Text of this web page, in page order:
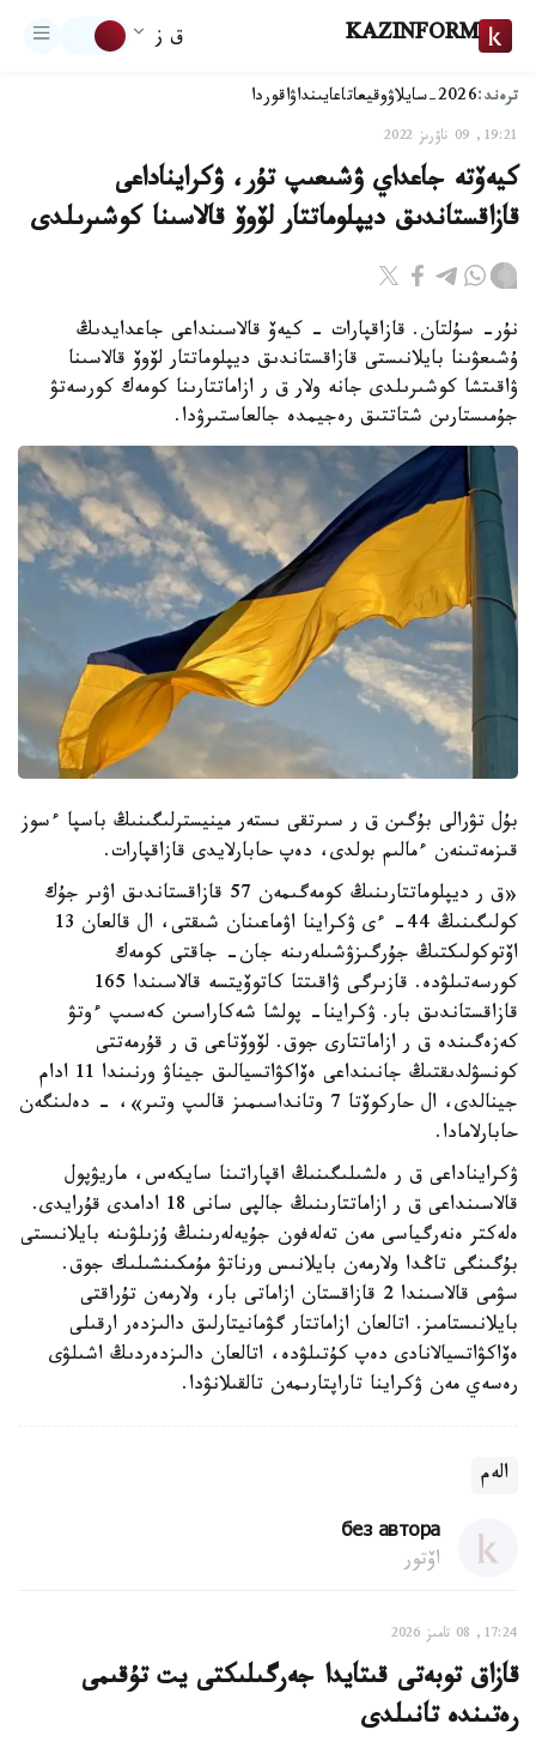
KAZINFORM ق ز
ترەند:2026-سايلاۋ وقيعاتاعايىنداۋاقوردا
19:21, 09 ناۋرىز 2022
كيەۆتە جاعداي ۋشىعىپ تۇر، ۋكرايناداعى
قازاقستاندىق ديپلوماتتار لۆوۆ قالاسىنا كوشىرىلدى
نۇر- سۇلتان. قازاقپارات - كيەۆ قالاسىنداعى جاعدايدىڭ
ۇشىعۋىنا بايلانىستى قازاقستاندىق ديپلوماتتار لۆوۆ قالاسىنا
ۋاقىتشا كوشىرىلدى جانە ولار ق ر ازاماتتارىنا كومەك كورسەتۋ
جۇمىستارىن شتاتتىق رەجيمدە جالعاستىرۋدا.
بۇل تۋرالى بۇگىن ق ر سىرتقى ىستەر مينيسترلىگىنىڭ باسپا ءسوز
قىزمەتىنەن ءمالىم بولدى، دەپ حابارلايدى قازاقپارات.
«ق ر ديپلوماتتارىنىڭ كومەگىمەن 57 قازاقستاندىق اۋىر جۇك
كولىگىنىڭ 44- ءى ۋكراينا اۋماعىنان شىقتى، ال قالعان 13
اۆتوكولىكتىڭ جۇرگىزۋشىلەرىنە جان- جاقتى كومەك
كورسەتىلۋدە. قازىرگى ۋاقىتتا كاتوۆيتسە قالاسىندا 165
قازاقستاندىق بار. ۋكراينا- پولشا شەكاراسىن كەسىپ ءوتۋ
كەزەگىندە ق ر ازاماتتارى جوق. لۆوۆتاعى ق ر قۇرمەتتى
كونسۋلدىقتىڭ جانىنداعى ەۆاكۋاتسيالىق جيناۋ ورنىندا 11 ادام
جينالدى، ال حاركوۆتا 7 وتانداسىمىز قالىپ وتىر»، - دەلىنگەن
حابارلامادا.
ۋكرايناداعى ق ر ەلشىلىگىنىڭ اقپاراتىنا سايكەس، ماريۋپول
قالاسىنداعى ق ر ازاماتتارىنىڭ جالپى سانى 18 ادامدى قۇرايدى.
ەلەكتر ەنەرگياسى مەن تەلەفون جۇيەلەرىنىڭ ۇزىلۋىنە بايلانىستى
بۇگىنگى تاڭدا ولارمەن بايلانىس ورناتۋ مۇمكىنشىلىك جوق.
سۋمى قالاسىندا 2 قازاقستان ازاماتى بار، ولارمەن تۇراقتى
بايلانىستامىز. اتالعان ازاماتتار گۋمانيتارلىق دالىزدەر ارقىلى
ەۆاكۋاتسيالانادى دەپ كۇتىلۋدە، اتالعان دالىزدەردىڭ اشىلۋى
رەسەي مەن ۋكراينا تاراپتارىمەن تالقىلانۋدا.
الەم
без автора
اۆتور
17:24, 08 تامىز 2026
قازاق توبەتى قىتايدا جەرگىلىكتى يت تۇقىمى
رەتىندە تانىلدى